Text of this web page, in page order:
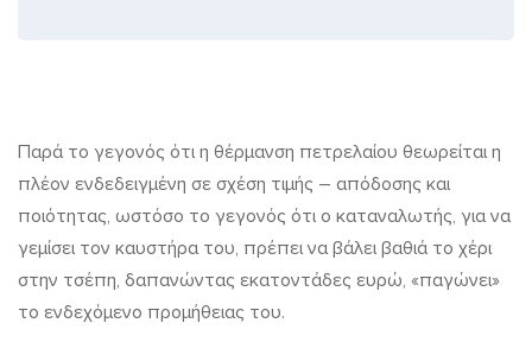
Το
πετρέλαιο
θέρμανσης
ανά
γεωγραφική
Παρά το γεγονός ότι η θέρμανση πετρελαίου θεωρείται η
πλέον ενδεδειγμένη σε σχέση τιμής – απόδοσης και
ποιότητας, ωστόσο το γεγονός ότι ο καταναλωτής, για να
γεμίσει τον καυστήρα του, πρέπει να βάλει βαθιά το χέρι
στην τσέπη, δαπανώντας εκατοντάδες ευρώ, «παγώνει»
το ενδεχόμενο προμήθειας του.